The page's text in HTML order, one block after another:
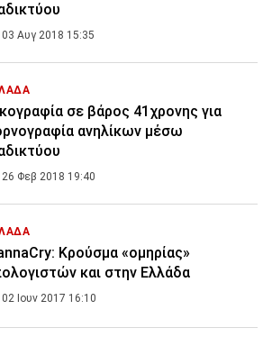
03 Αυγ 2018 15:35
σε βάρος 41χρονης για
ανηλίκων μέσω
26 Φεβ 2018 19:40
Κρούσμα «ομηρίας»
και στην Ελλάδα
02 Ιουν 2017 16:10